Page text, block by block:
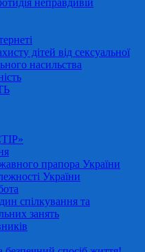
неправдивій
дітей від сексуальної
насильства
прапора України
України
спілкування та
занять